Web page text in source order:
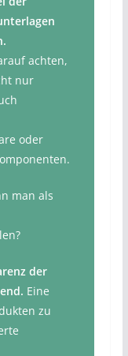
achten,
nur
oder
man als
der
Eine
zu